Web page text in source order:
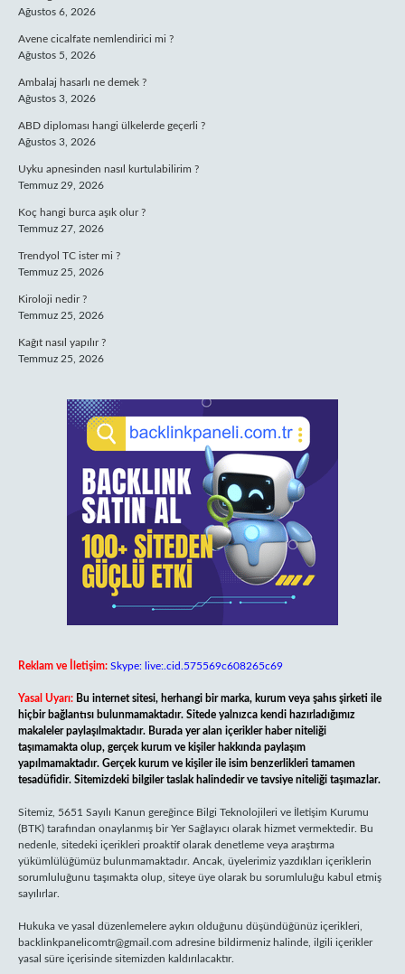
Ağustos 6, 2026
Avene cicalfate nemlendirici mi ?
Ağustos 5, 2026
Ambalaj hasarlı ne demek ?
Ağustos 3, 2026
ABD diploması hangi ülkelerde geçerli ?
Ağustos 3, 2026
Uyku apnesinden nasıl kurtulabilirim ?
Temmuz 29, 2026
Koç hangi burca aşık olur ?
Temmuz 27, 2026
Trendyol TC ister mi ?
Temmuz 25, 2026
Kiroloji nedir ?
Temmuz 25, 2026
Kağıt nasıl yapılır ?
Temmuz 25, 2026
Reklam ve İletişim: Skype: live:.cid.575569c608265c69
Yasal Uyarı: Bu internet sitesi, herhangi bir marka, kurum veya şahıs şirketi ile
hiçbir bağlantısı bulunmamaktadır. Sitede yalnızca kendi hazırladığımız
makaleler paylaşılmaktadır. Burada yer alan içerikler haber niteliği
taşımamakta olup, gerçek kurum ve kişiler hakkında paylaşım
yapılmamaktadır. Gerçek kurum ve kişiler ile isim benzerlikleri tamamen
tesadüfidir. Sitemizdeki bilgiler taslak halindedir ve tavsiye niteliği taşımazlar.
Sitemiz, 5651 Sayılı Kanun gereğince Bilgi Teknolojileri ve İletişim Kurumu
(BTK) tarafından onaylanmış bir Yer Sağlayıcı olarak hizmet vermektedir. Bu
nedenle, sitedeki içerikleri proaktif olarak denetleme veya araştırma
yükümlülüğümüz bulunmamaktadır. Ancak, üyelerimiz yazdıkları içeriklerin
sorumluluğunu taşımakta olup, siteye üye olarak bu sorumluluğu kabul etmiş
sayılırlar.
Hukuka ve yasal düzenlemelere aykırı olduğunu düşündüğünüz içerikleri,
backlinkpanelicomtr@gmail.com adresine bildirmeniz halinde, ilgili içerikler
yasal süre içerisinde sitemizden kaldırılacaktır.